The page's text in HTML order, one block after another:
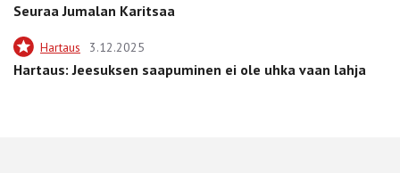
Seuraa Jumalan Karitsaa
Hartaus 3.12.2025
Hartaus: Jeesuksen saapuminen ei ole uhka vaan lahja